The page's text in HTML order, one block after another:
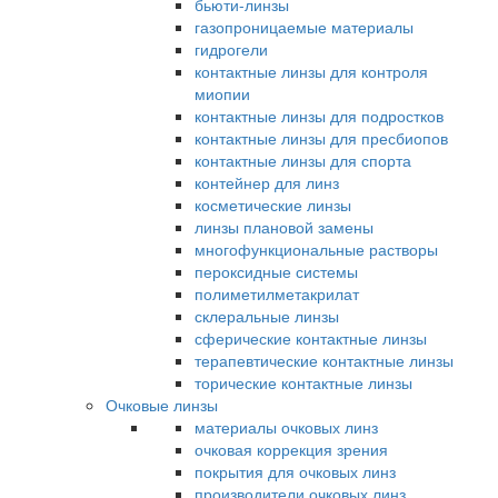
бьюти-линзы
газопроницаемые материалы
гидрогели
контактные линзы для контроля
миопии
контактные линзы для подростков
контактные линзы для пресбиопов
контактные линзы для спорта
контейнер для линз
косметические линзы
линзы плановой замены
многофункциональные растворы
пероксидные системы
полиметилметакрилат
склеральные линзы
сферические контактные линзы
терапевтические контактные линзы
торические контактные линзы
Очковые линзы
материалы очковых линз
очковая коррекция зрения
покрытия для очковых линз